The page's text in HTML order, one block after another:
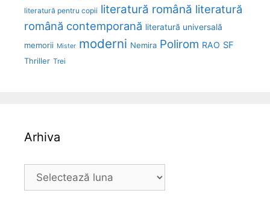
literatură pentru copii literatură română literatură
română contemporană literatură universală
memorii Mister moderni Nemira Polirom RAO SF
Thriller Trei
Arhiva
Arhiva